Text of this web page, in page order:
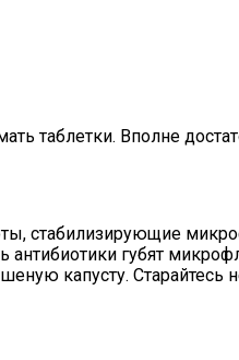
таблетки. Вполне
стабилизирующие
губят
капусту. Старайтесь